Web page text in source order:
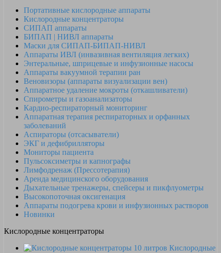
Портативные кислородные аппараты
Кислородные концентраторы
СИПАП аппараты
БИПАП | НИВЛ аппараты
Маски для СИПАП-БИПАП-НИВЛ
Аппараты ИВЛ (инвазивная вентиляция легких)
Энтеральные, шприцевые и инфузионные насосы
Аппараты вакуумной терапии ран
Веновизоры (аппараты визуализации вен)
Аппаратное удаление мокроты (откашливатели)
Спирометры и газоанализаторы
Кардио-респираторный мониторинг
Аппаратная терапия респираторных и орфанных
заболеваний
Аспираторы (отсасыватели)
ЭКГ и дефибрилляторы
Мониторы пациента
Пульсоксиметры и капнографы
Лимфодренаж (Прессотерапия)
Аренда медицинского оборудования
Дыхательные тренажеры, спейсеры и пикфлуометры
Высокопоточная оксигенация
Аппараты подогрева крови и инфузионных растворов
Новинки
Кислородные концентраторы
Кислородные